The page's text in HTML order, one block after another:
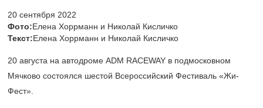
20 сентября 2022
Фото:Елена Хоррманн и Николай Кисличко
Текст:Елена Хоррманн и Николай Кисличко
20 августа на автодроме ADM RACEWAY в подмосковном
Мячково состоялся шестой Всероссийский Фестиваль «Жи-
Фест».